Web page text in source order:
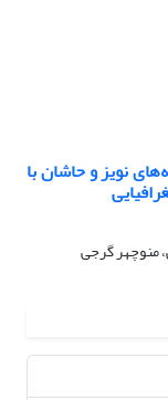
نویز و حاشان با
منوچهر گرجی